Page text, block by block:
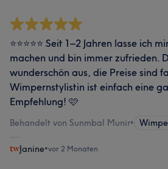
⭐⭐⭐⭐⭐ Seit 1–2 Jahren lasse ich
machen und bin immer zufrieden.
wunderschön aus, die Preise sind
Wimpernstylistin ist einfach eine
Empfehlung! 🩷
Behandelt von Sunmbal Munir•
Janine•vor 2 Monaten